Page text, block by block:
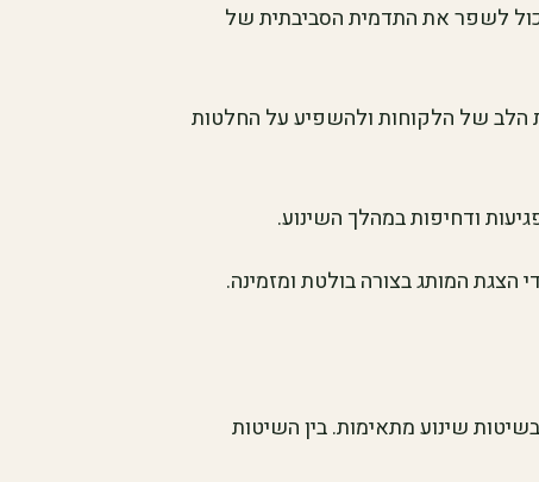
לשפר את התדמית הסביבתית של
הלב של הלקוחות ולהשפיע על החלטות
ודחיפות במהלך השינוע.
הצגת המותג בצורה בולטת ומזמינה.
שינוע מתאימות. בין השיטות